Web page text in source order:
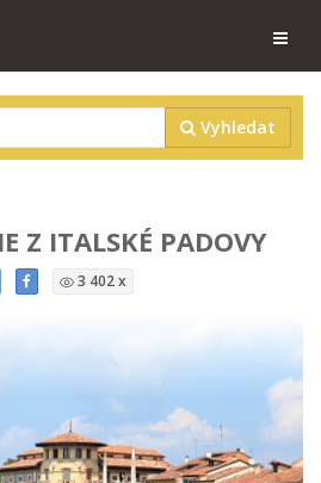
Vyhledat
Z ITALSKÉ PADOVY
3 402 x